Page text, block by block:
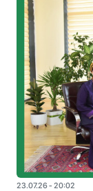
23.07.26 - 20:02